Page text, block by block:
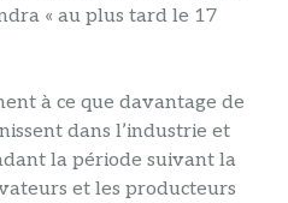
« au plus tard le 17
à ce que davantage de
dans l’industrie et
la période suivant la
et les producteurs